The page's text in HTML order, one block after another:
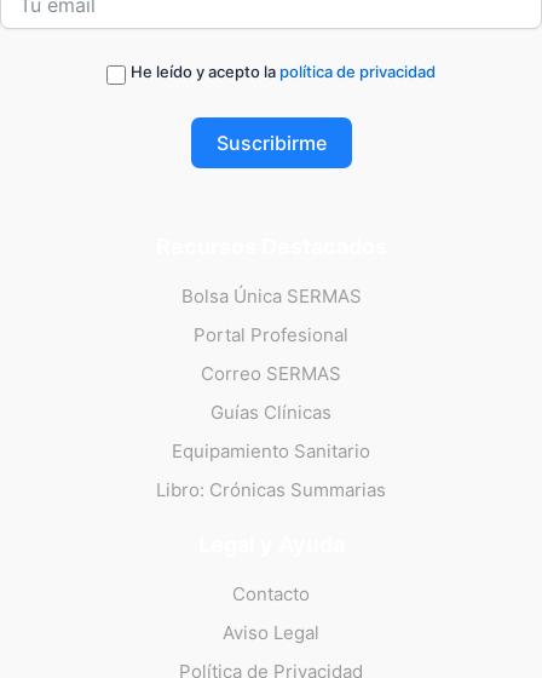
He leído y acepto la política de privacidad
Suscribirme
Bolsa Única SERMAS
Portal Profesional
Correo SERMAS
Guías Clínicas
Equipamiento Sanitario
Libro: Crónicas Summarias
Contacto
Aviso Legal
Política de Privacidad